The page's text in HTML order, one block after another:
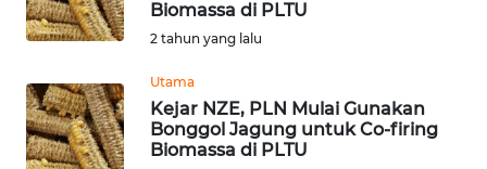
Biomassa di PLTU
2 tahun yang lalu
Utama
Kejar NZE, PLN Mulai Gunakan
Bonggol Jagung untuk Co-firing
Biomassa di PLTU
WN DELI
WN
TEBING
TINGGI